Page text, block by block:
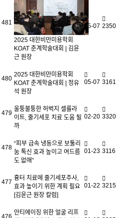
481
2025 대한비만미용학회
KOAT 춘계학술대회 | 김윤
근 원장
05-07 2350
480
2025 대한비만미용학회
KOAT 춘계학술대회 | 정유
석 원장
05-07 3161
479
울퉁불퉁한 허벅지 셀룰라
이트, 줄기세포 치료 도움 될
까
02-20 3320
478
“피부 급속 냉동으로 보툴리
눔 톡신 효과 높이고 여드름
도 없애”
01-23 3116
477
흉터 치료에 줄기세포주사,
효과 높이기 위한 계획 필요
[김윤근 원장 칼럼]
01-22 3215
476
안티에이징 위한 얼굴 리프